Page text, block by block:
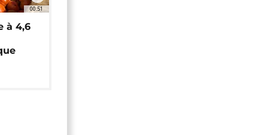
00:51
à 4,6